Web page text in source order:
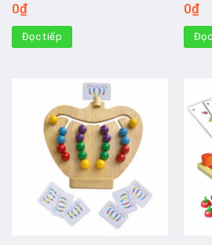
0₫
Đọc tiếp
0₫